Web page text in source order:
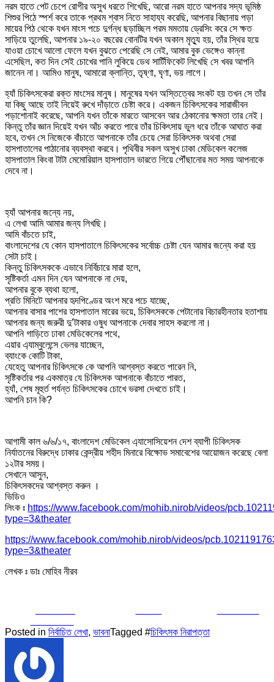
নরম হাতে পেট চেপে রোগীর অসুখ ধরতে শিখেছি, আরো নরম হাতে আপনার সদ্য ভূমিষ্ঠ
শিশুর পিঠে স্পর্শ করে তাকে প্রথম শ্বাস নিতে সাহায্য করেছি, আপনার বিছানায় পড়া
মায়ের পিঠ থেকে যখন মাংস পচে দুর্গন্ধ ছড়াচ্ছিল পরম মমতায় ড্রেসিং করে সে ক্ষত
সাড়িয়ে তুলেছি, আপনার ১৯-২০ বছরের বোনটির যখন অকাল মৃত্যু হয়, তাঁর স্থির হয়ে
যাওয়া চোখে আলো ফেলে যখন বুঝতে পেরেছি সে নেই, আমার বুক ভেঙ্গেও কান্না
এসেছিল, কত দিন সেই চোখের পানি লুকিয়ে ডেথ সার্টিফিকেট লিখেছি সে খবর আপনি
জানেন না। আমিও মানুষ, আমারো ক্লান্তি, তৃষ্ণা, ঘৃণা, ভয় লাগে।
হ্যাঁ চিকিৎসকেরা রক্ত মাংসের মানুষ। মানুষের যখন অস্তিত্বের সংকট হয় তখন সে তাঁর
যা কিছু আছে তাই নিয়েই রুখে দাঁড়াতে চেষ্টা করে। একজন চিকিৎসকের সারাজীবন
পড়াশোনাই করেছে, আপনি যখন তাঁকে মারতে আসবেন আর ঠেকানোর ক্ষমতা তার নেই।
কিন্তু তাঁর জ্ঞান দিয়েই যখন আঁচ করতে পারে তাঁর চিকিৎসায় ভুল ধরে তাঁকে আঘাত করা
হবে, তখন সে নিজেকে বাঁচাতে আপনাকে তাঁর চেয়ে সেরা চিকিৎসক অথবা সেরা
হাসপাতালের পাঠানোর ব্যবস্থা করবে। পৃথিবীর সকল অসুখ ঢাকা মেডিকেল কলেজ
হাসপাতাল কিংবা টাটা মেমোরিয়াল হাসপাতাল ভারতে গিয়ে পৌঁছানোর মত সময় আপনাকে
দেবে না।
হ্যাঁ আপনার জন্যে নয়,
এ লেখা আমি আমার জন্য লিখছি।
আমি বাঁচতে চাই,
বাংলাদেশের যে কোন হাসপাতালে চিকিৎসকের সর্বোচ্চ চেষ্টা যেন আমার জন্যে করা হয়
সেটা চাই।
কিন্তু চিকিৎসককে এভাবে নির্বিচারে মারা হলে,
সৃষ্টিকর্তা এমন দিন যেন আপনাকে না দেয়,
আপনার বুকে ব্যথা হলো,
প্রতি মিনিটে আপনার হৃদপিণ্ডের অংশ মরে পচে যাচ্ছে,
আপনার বাসার পাশের হাসপাতাল মারের ভয়ে, চিকিৎসককে পেটানোর বিচারহীনতার হতাশায়
আপনার জন্য জরুরী দু’টাকার ওষুধ আপনাকে দেবার সাহস করলো না।
আপনি গাড়িতে ঢাকা মেডিকেলের পথে,
এয়ার এ্যাম্বুলেন্সে ভেলর যাচ্ছেন,
ব্যাংকে কোটি টাকা,
যেহেতু আপনার চিকিৎসকে কে আপনি আশ্বস্ত করতে পারেন নি,
সৃষ্টিকর্তার পর একমাত্র যে চিকিৎসক আপনাকে বাঁচাতে পারত,
হ্যাঁ, শেষ মূহুর্ত পর্যন্ত চিকিৎসকের চোখে ভরসা দেখতে চাই।
আপনি চান কি?
আগামী কাল ৬/৬/১৭, বাংলাদেশ মেডিকেল এ্যাসোসিয়েশন দেশ ব্যাপী চিকিৎসক
নির্যাতনের বিরুদ্ধে ঢাকার কেন্দ্রীয় শহীদ মিনারে বিক্ষোভ সমাবেশের আয়োজন করেছে বেলা
১২টার সময়।
সেখানে আসুন,
চিকিৎসকদের আশ্বস্ত করুন ।
ভিডিও
লিংক ঃ https://www.facebook.com/mohib.nirob/videos/
type=3&theater
https://www.facebook.com/mohib.nirob/videos/
type=3&theater
লেখক ঃ ডাঃ মোহিব নীরব
Posted in নির্বাচিত লেখা, ভাবনাTagged #চিকিৎসক নিরাপত্তা